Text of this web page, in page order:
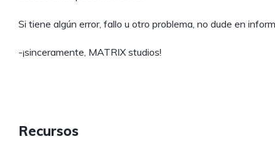
Si tiene algún error, fallo u otro problema, no dude en
-¡sinceramente, MATRIX studios!
Recursos